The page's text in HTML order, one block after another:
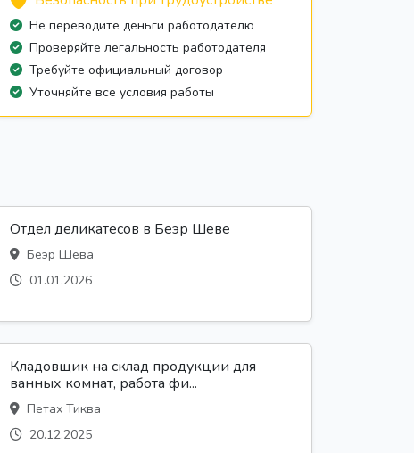
Не переводите деньги работодателю
Проверяйте легальность работодателя
Требуйте официальный договор
Уточняйте все условия работы
Отдел деликатесов в Беэр Шеве
Беэр Шева
01.01.2026
Кладовщик на склад продукции для
ванных комнат, работа фи...
Петах Тиква
20.12.2025